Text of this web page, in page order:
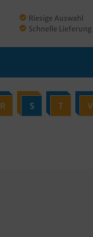
Riesige Auswahl
Schnelle Lieferung
R S T V